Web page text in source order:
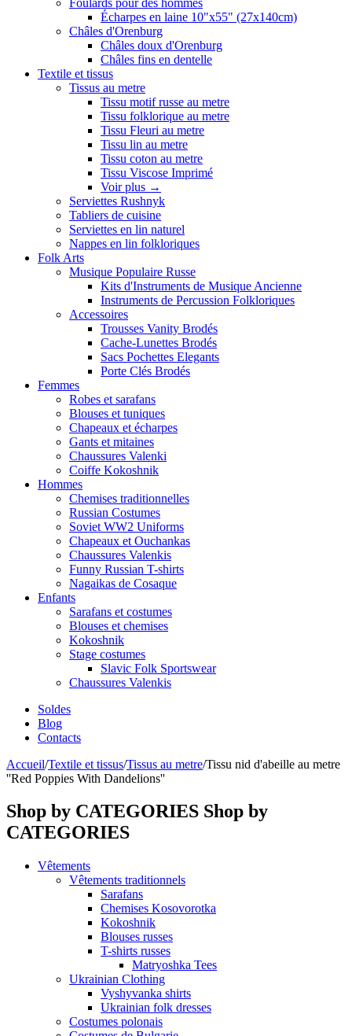
Écharpes en laine 10"x55" (27x140cm)
Châles d'Orenburg
Châles doux d'Orenburg
Châles fins en dentelle
Textile et tissus
Tissus au metre
Tissu motif russe au metre
Tissu folklorique au metre
Tissu Fleuri au metre
Tissu lin au metre
Tissu coton au metre
Tissu Viscose Imprimé
Voir plus →
Serviettes Rushnyk
Tabliers de cuisine
Serviettes en lin naturel
Nappes en lin folkloriques
Folk Arts
Musique Populaire Russe
Kits d'Instruments de Musique Ancienne
Instruments de Percussion Folkloriques
Accessoires
Trousses Vanity Brodés
Cache-Lunettes Brodés
Sacs Pochettes Elegants
Porte Clés Brodés
Femmes
Robes et sarafans
Blouses et tuniques
Chapeaux et écharpes
Gants et mitaines
Chaussures Valenki
Coiffe Kokoshnik
Hommes
Chemises traditionnelles
Russian Costumes
Soviet WW2 Uniforms
Chapeaux et Ouchankas
Chaussures Valenkis
Funny Russian T-shirts
Nagaikas de Cosaque
Enfants
Sarafans et costumes
Blouses et chemises
Kokoshnik
Stage costumes
Slavic Folk Sportswear
Chaussures Valenkis
Soldes
Blog
Contacts
Accueil/Textile et tissus/Tissus au metre/Tissu nid d'abeille au metre
''Red Poppies With Dandelions''
Shop by CATEGORIES Shop by
CATEGORIES
Vêtements
Vêtements traditionnels
Sarafans
Chemises Kosovorotka
Kokoshnik
Blouses russes
T-shirts russes
Matryoshka Tees
Ukrainian Clothing
Vyshyvanka shirts
Ukrainian folk dresses
Costumes polonais